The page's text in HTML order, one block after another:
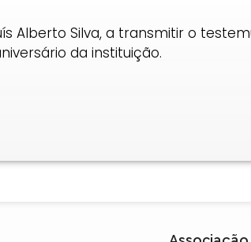
Alberto Silva, a transmitir o
da instituição.